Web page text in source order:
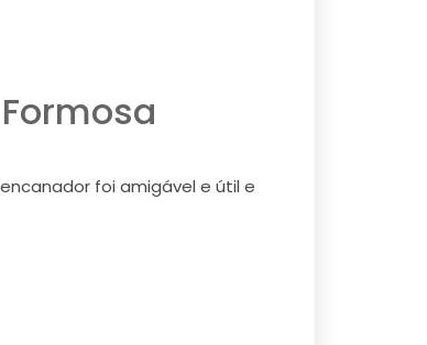
foi amigável e útil e